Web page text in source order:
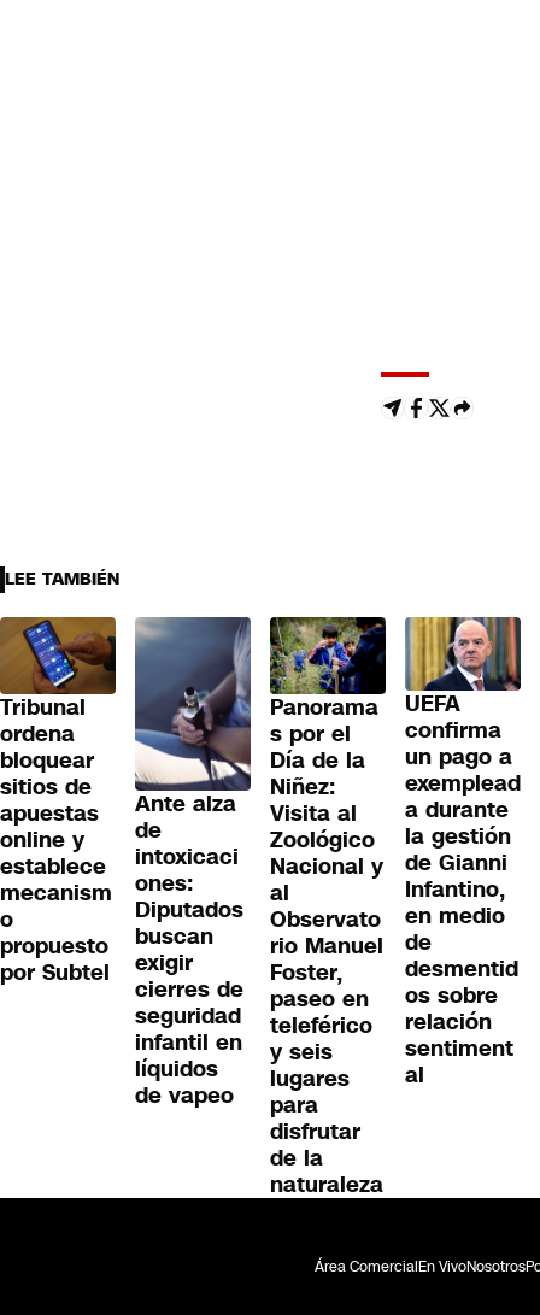
LEE TAMBIÉN
Tribunal
ordena
bloquear
sitios de
apuestas
online y
establece
mecanism
o
propuesto
por Subtel
Ante alza
de
intoxicaci
ones:
Diputados
buscan
exigir
cierres de
seguridad
infantil en
líquidos
de vapeo
Panorama
s por el
Día de la
Niñez:
Visita al
Zoológico
Nacional y
al
Observato
rio Manuel
Foster,
paseo en
teleférico
y seis
lugares
para
disfrutar
de la
naturaleza
UEFA
confirma
un pago a
exemplead
a durante
la gestión
de Gianni
Infantino,
en medio
de
desmentid
os sobre
relación
sentiment
al
Área ComercialEn VivoNosotros